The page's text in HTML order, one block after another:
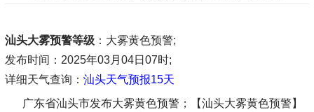
汕头大雾预警等级：大雾黄色预警;
发布时间 ：2025年03月04日07时;
详细天气查询： 汕头天气预报15天
广东省汕头市发布大雾黄色预警；【汕头大雾黄色预警】